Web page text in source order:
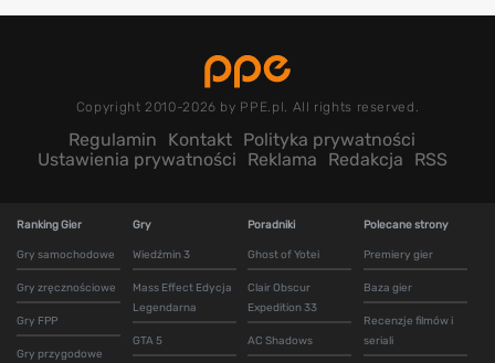
Copyright 2010-2026 by PPE.pl. All rights reserved.
Regulamin Kontakt Polityka prywatności
Ustawienia prywatności
Reklama Redakcja RSS
Ranking Gier
Gry samochodowe
Gry zręcznościowe
Gry FPP
Gry przygodowe
Gry
Wiedźmin 3
Mass Effect Edycja
Legendarna
GTA 5
Poradniki
Ghost of Yotei
Clair Obscur
Expedition 33
AC Shadows
Polecane strony
Premiery gier
Baza gier
Recenzje filmów i
seriali